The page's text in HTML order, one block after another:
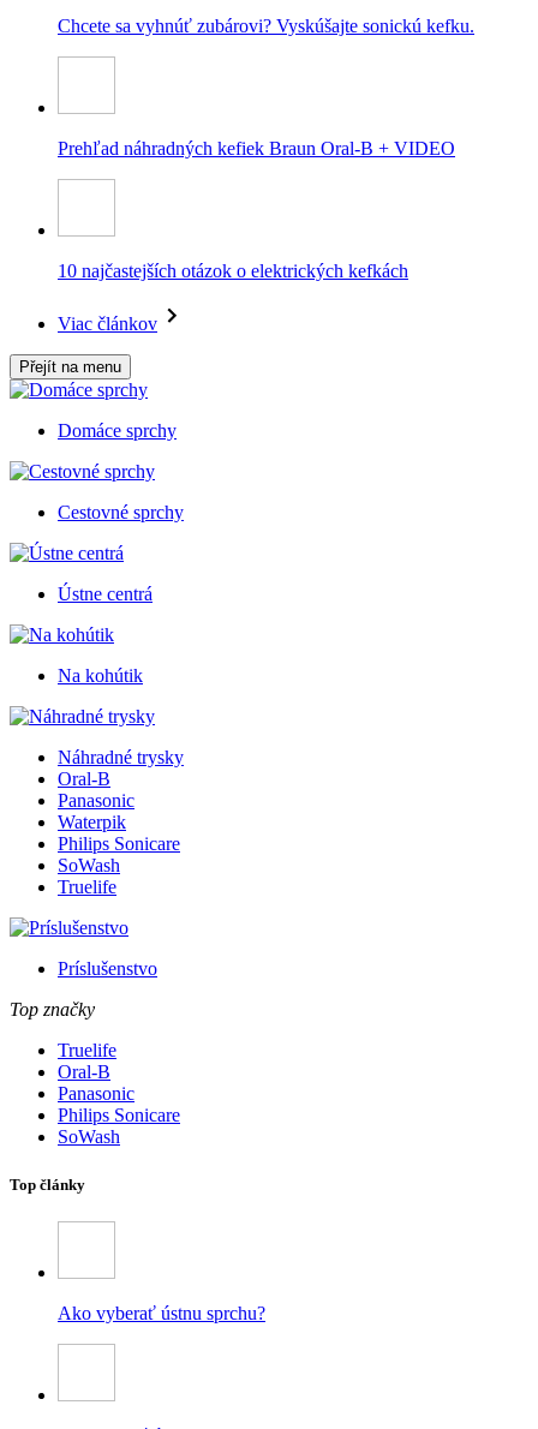
Chcete sa vyhnúť zubárovi? Vyskúšajte sonickú kefku.
Prehľad náhradných kefiek Braun Oral-B + VIDEO
10 najčastejších otázok o elektrických kefkách
Viac článkov
Přejít na menu
Domáce sprchy
Cestovné sprchy
Ústne centrá
Na kohútik
Náhradné trysky
Oral-B
Panasonic
Waterpik
Philips Sonicare
SoWash
Truelife
Príslušenstvo
Top značky
Truelife
Oral-B
Panasonic
Philips Sonicare
SoWash
Top články
Ako vyberať ústnu sprchu?